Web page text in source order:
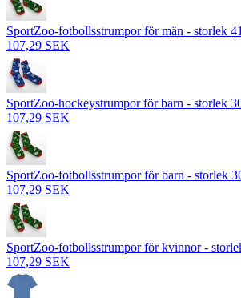
SportZoo-fotbollsstrumpor för män - storlek
107,29 SEK
SportZoo-hockeystrumpor för barn - storlek
107,29 SEK
SportZoo-fotbollsstrumpor för barn - storlek
107,29 SEK
SportZoo-fotbollsstrumpor för kvinnor -
107,29 SEK